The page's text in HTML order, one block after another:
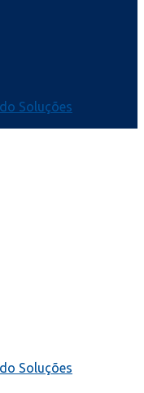
Soluções
Soluções